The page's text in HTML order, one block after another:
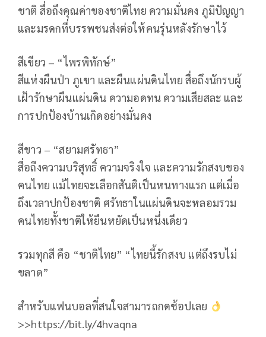
ชาติ สื่อถึงคุณค่าของชาติไทย ความมั่นคง ภูมิปัญญา
และมรดกที่บรรพชนส่งต่อให้คนรุ่นหลังรักษาไว้
สีเขียว – “ไพรพิทักษ์”
สีแห่งผืนป่า ภูเขา และผืนแผ่นดินไทย สื่อถึงนักรบผู้
เฝ้ารักษาผืนแผ่นดิน ความอดทน ความเสียสละ และ
การปกป้องบ้านเกิดอย่างมั่นคง
สีขาว – “สยามศรัทธา”
สื่อถึงความบริสุทธิ์ ความจริงใจ และความรักสงบของ
คนไทย แม้ไทยจะเลือกสันติเป็นหนทางแรก แต่เมื่อ
ถึงเวลาปกป้องชาติ ศรัทธาในแผ่นดินจะหลอมรวม
คนไทยทั้งชาติให้ยืนหยัดเป็นหนึ่งเดียว
รวมทุกสี คือ “ชาติไทย” “ไทยนี้รักสงบ แต่ถึงรบไม่
ขลาด”
สำหรับแฟนบอลที่สนใจสามารถกดช้อปเลย
>>https://bit.ly/4hvaqna